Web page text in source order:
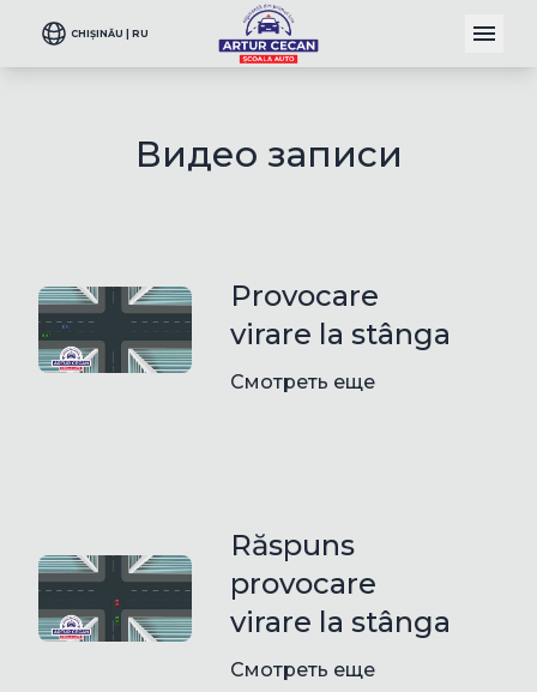
CHIȘINĂU | RU
Видео записи
Provocare
virare la stânga
Смотреть еще
Răspuns
provocare
virare la stânga
Смотреть еще